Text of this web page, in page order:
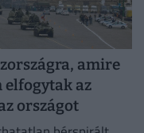
amire
elfogytak az
országot